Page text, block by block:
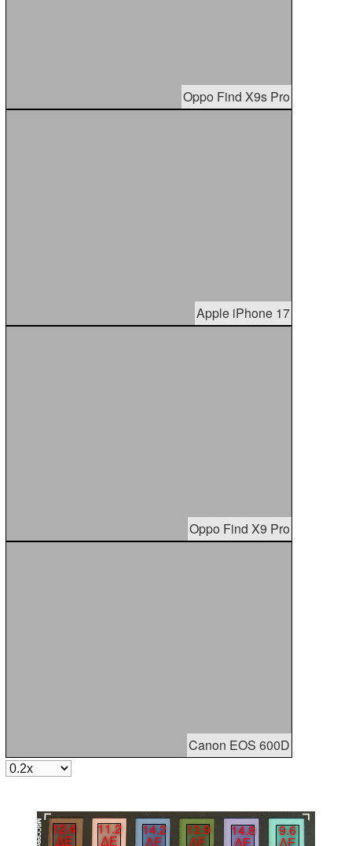
Oppo Find X9s Pro
Apple iPhone 17
Oppo Find X9 Pro
Canon EOS 600D
12.4
∆E
11.2
∆E
14.2
∆E
13.9
∆E
14.8 9.6